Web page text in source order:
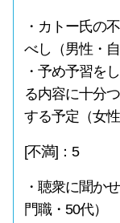
・カトー氏の
べし（男性・
・予め予習を
る内容に十分
する予定（女
[不満]：5
・聴衆に聞か
門職・50代）